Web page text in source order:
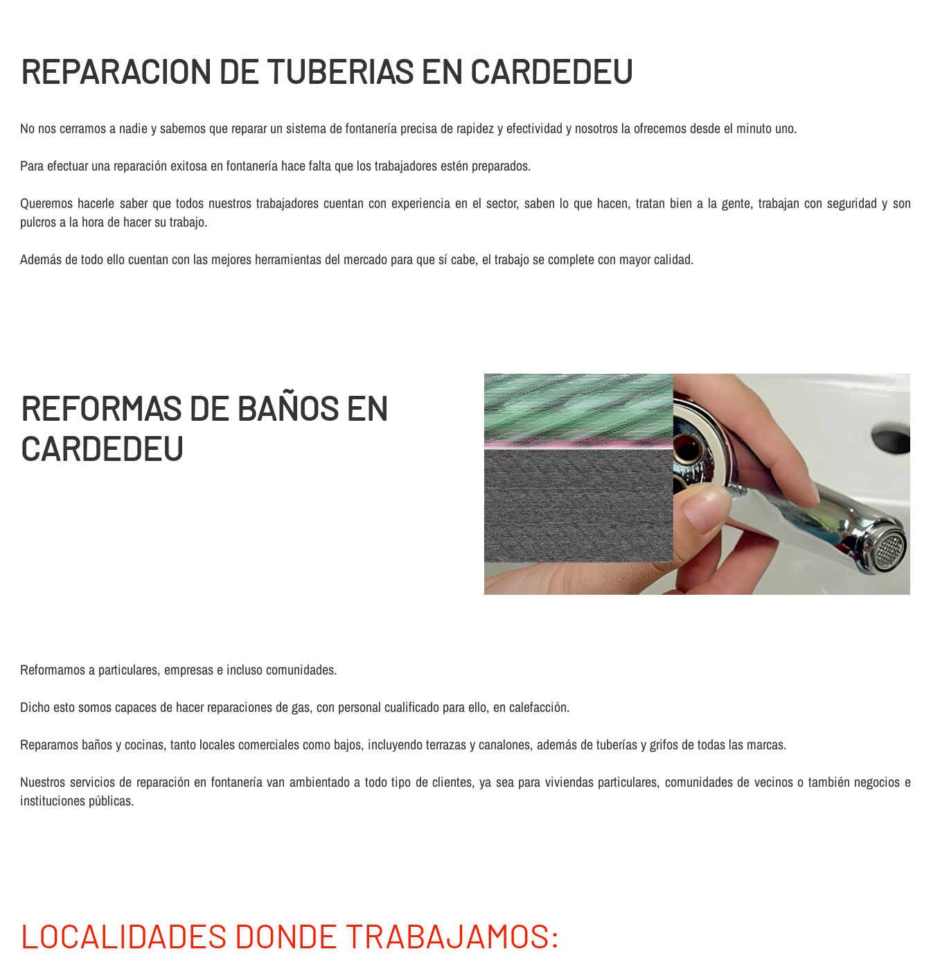
REPARACION DE TUBERIAS EN CARDEDEU
No nos cerramos a nadie y sabemos que reparar un sistema de fontanerí­a precisa de rapidez y efectividad y nosotros la ofrecemos desde el minuto uno.
Para efectuar una reparación exitosa en fontanerí­a hace falta que los trabajadores estén preparados.
Queremos hacerle saber que todos nuestros trabajadores cuentan con experiencia en el sector, saben lo que hacen, tratan bien a la gente, trabajan con seguridad y son
pulcros a la hora de hacer su trabajo.
Además de todo ello cuentan con las mejores herramientas del mercado para que sí­ cabe, el trabajo se complete con mayor calidad.
REFORMAS DE BAÑOS EN
CARDEDEU
Reformamos a particulares, empresas e incluso comunidades.
Dicho esto somos capaces de hacer reparaciones de gas, con personal cualificado para ello, en calefacción.
Reparamos baños y cocinas, tanto locales comerciales como bajos, incluyendo terrazas y canalones, además de tuberí­as y grifos de todas las marcas.
Nuestros servicios de reparación en fontanerí­a van ambientado a todo tipo de clientes, ya sea para viviendas particulares, comunidades de vecinos o también negocios e
instituciones públicas.
LOCALIDADES DONDE TRABAJAMOS: